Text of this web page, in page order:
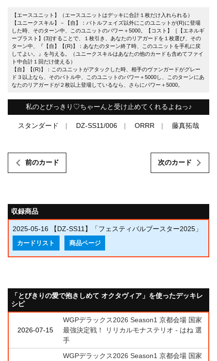
【エースユニット】（エースユニットはデッキに合計１枚だけ入れられる）
【ユニークスキル】－【自】：バトルフェイズ以外にこのユニットが(R)に登場
した時、そのターン中、このユニットのパワー＋5000。【コスト】［【エネルギ
ーブラスト】(3)]することで、１枚引き、あなたのリアガードを１枚選び、その
ターン中、『【自】【(R)】：あなたのターン終了時、このユニットを手札に戻
してよい。』を与える。（ユニークスキルはあなたの他のカードも含めてファイ
ト中合計１回だけ使える）
【自】【(R)】：このユニットがアタックした時、相手のヴァンガードがグレー
ド３以上なら、そのバトル中、このユニットのパワー＋5000し、このターンにあ
なたのリアガードが２枚以上登場しているなら、さらにパワー＋5000。
私のとびっきり♡ちゃーんと受け止めてくれるよねっ♪
スタンダード DZ-SS11/006 ORRR 藤真拓哉
前のカード 次のカード
収録商品
2025-05-16 【DZ-SS11】「フェスティバルブースター2025」
カードリスト 商品ページ
「とびきりの愛で抱きしめて オクタヴィア」を使ったデッキレ
シピ
2026-07-15
WGPデラックス2026 Season1 京都会場 国家
最強決定戦！ リリカルモナステリオ - はね 選
手
WGPデラックス2026 Season1 京都会場 国家